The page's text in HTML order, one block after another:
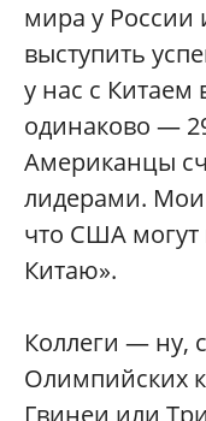
мира у России
выступить
у нас с
одинаково —
Американцы
лидерами. Мои
что США
Китаю».
Коллеги — ну,
Олимпийских